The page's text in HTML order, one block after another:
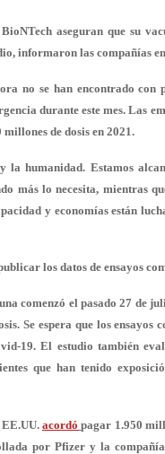
aseguran que su
informaron las compañías
no se han encontrado
durante este mes. Las
de dosis en 2021.
humanidad. Estamos
más lo necesita, mientras
y economías están
los datos de ensayos
comenzó el pasado 27 de
Se espera que los
19. El estudio también
que han tenido
acordó pagar 1.950
por Pfizer y la